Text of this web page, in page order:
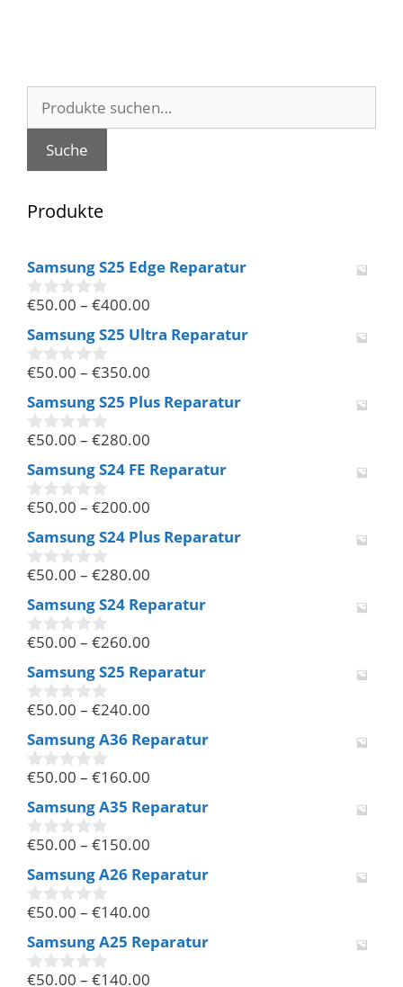
nach:
Suche
Produkte
Samsung S25 Edge Reparatur
0
o
n
5
€50.00 – €400.00
Samsung S25 Ultra Reparatur
0
o
n
5
€50.00 – €350.00
Samsung S25 Plus Reparatur
0
o
n
5
€50.00 – €280.00
Samsung S24 FE Reparatur
0
o
n
5
€50.00 – €200.00
Samsung S24 Plus Reparatur
0
o
n
5
€50.00 – €280.00
Samsung S24 Reparatur
0
o
n
5
€50.00 – €260.00
Samsung S25 Reparatur
0
o
n
5
€50.00 – €240.00
Samsung A36 Reparatur
0
o
n
5
€50.00 – €160.00
Samsung A35 Reparatur
0
o
n
5
€50.00 – €150.00
Samsung A26 Reparatur
0
o
n
5
€50.00 – €140.00
Samsung A25 Reparatur
0
€50.00 – €140.00